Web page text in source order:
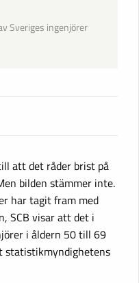
Sveriges ingenjörer
att det råder brist på
bilden stämmer inte.
har tagit fram med
SCB visar att det i
i åldern 50 till 69
statistikmyndighetens